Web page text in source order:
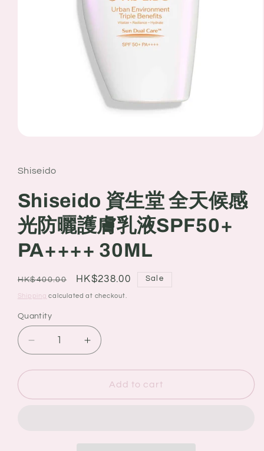
in
modal
Shiseido
Shiseido 資生堂 全天候感
光防曬護膚乳液SPF50+
PA++++ 30ML
Regular
price
HK$400.00
Sale
price
HK$238.00 Sale
Shipping calculated at checkout.
Quantity
Quantity
Decrease
quantity
for
資
Increase
quantity
for
Shiseido
資
全
Add to cart